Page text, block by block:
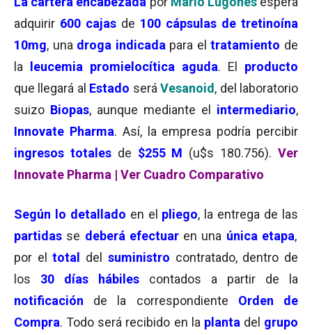
adquirir 600 cajas de 100 cápsulas de tretinoína
10mg, una droga indicada para eltratamiento de
la
leucemia promielocítica aguda. El producto
que llegará al Estado seráVesanoid , del laboratorio
suizo Biopas, aunque mediante el intermediario,
Innovate Pharma. Así, la empresa podría percibir
ingresos totales de $255 M (u$s 180.756).Ver
Innovate Pharma | Ver Cuadro Comparativo
Según lo detallado en el pliego, la entrega de las
partidas se deberá efectuaren una única etapa,
por eltotal del suministro contratado, dentro de
los 30 días hábiles
contados a partir de la
notificación de la correspondiente Orden de
Compra. Todo será recibido en la planta del grupo